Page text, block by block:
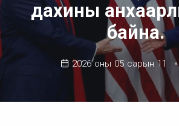
дахины
байна.
2026 оны 05 сарын 11